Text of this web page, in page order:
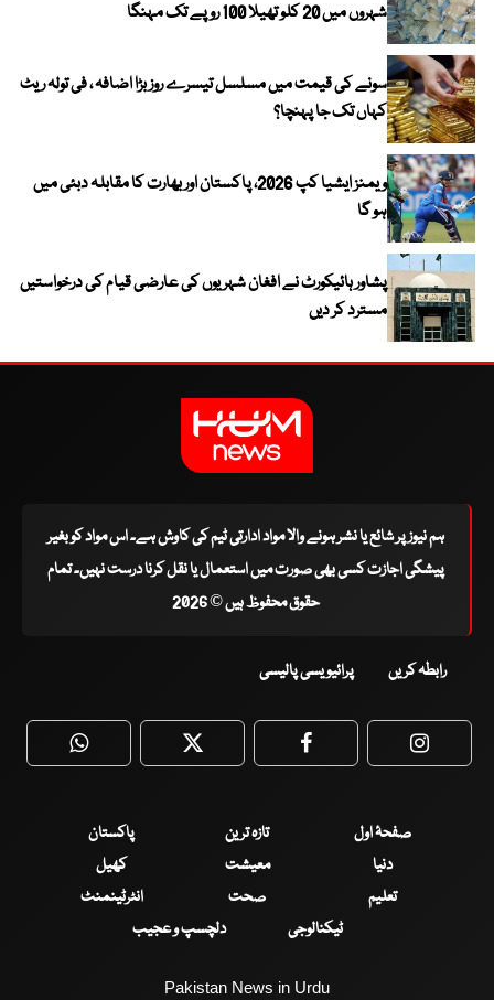
شہروں میں 20 کلو تھیلا 100 روپے تک مہنگا
سونے کی قیمت میں مسلسل تیسرے روز بڑا اضافہ ، فی تولہ ریٹ
کہاں تک جا پہنچا؟
ویمنز ایشیا کپ 2026، پاکستان اور بھارت کا مقابلہ دبئی میں
ہو گا
پشاور ہائیکورٹ نے افغان شہریوں کی عارضی قیام کی درخواستیں
مسترد کر دیں
ہم نیوز پر شائع یا نشر ہونے والا مواد ادارتی ٹیم کی کاوش ہے۔ اس مواد کو بغیر
پیشگی اجازت کسی بھی صورت میں استعمال یا نقل کرنا درست نہیں۔ تمام
حقوق محفوظ ہیں © 2026
رابطہ کریں پرائیویسی پالیسی
WhatsApp Twitter Facebook
صفحۂ اول تازہ ترین
پاکستان
دنیا
معیشت
کھیل
تعلیم
صحت
انٹرٹینمنٹ
ٹیکنالوجی
دلچسپ و عجیب
Pakistan News in Urdu